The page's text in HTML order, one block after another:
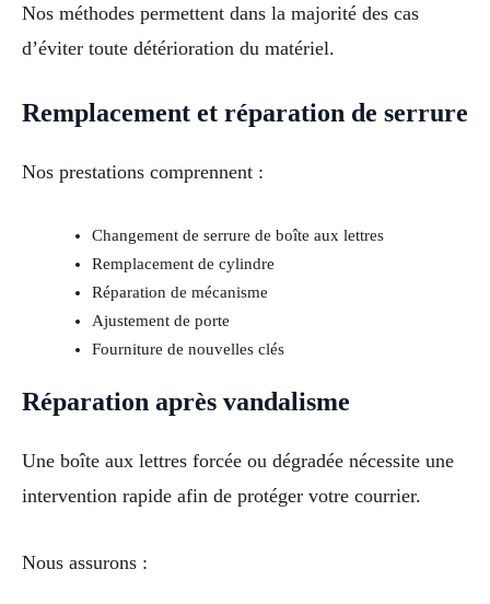
Nos méthodes permettent dans la majorité des cas
d’éviter toute détérioration du matériel.
Remplacement et réparation de serrure
Nos prestations comprennent :
Changement de serrure de boîte aux lettres
Remplacement de cylindre
Réparation de mécanisme
Ajustement de porte
Fourniture de nouvelles clés
Réparation après vandalisme
Une boîte aux lettres forcée ou dégradée nécessite une
intervention rapide afin de protéger votre courrier.
Nous assurons :